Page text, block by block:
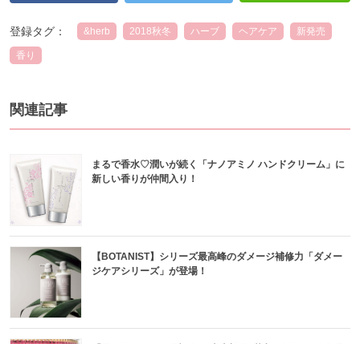
登録タグ： &herb 2018秋冬 ハーブ ヘアケア 新発売
香り
関連記事
まるで香水♡潤いが続く「ナノアミノ ハンドクリーム」に
新しい香りが仲間入り！
【BOTANIST】シリーズ最高峰のダメージ補修力「ダメー
ジケアシリーズ」が登場！